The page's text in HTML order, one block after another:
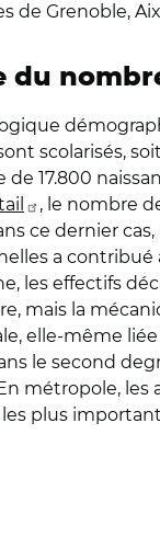
Facebook
Linkedin
Twitter
Courriel
de Grenoble,
du
scolarisés,
17.800
, le nombre
ce dernier
a contribué
les effectifs
mais la
elle-même
le second
métropole, les
les plus